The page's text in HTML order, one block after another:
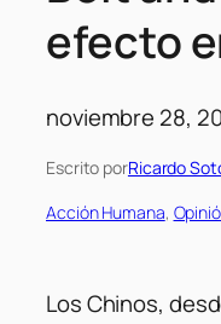
efecto
noviembre 28,
Escrito porRicardo
Acción Humana,
Los Chinos,